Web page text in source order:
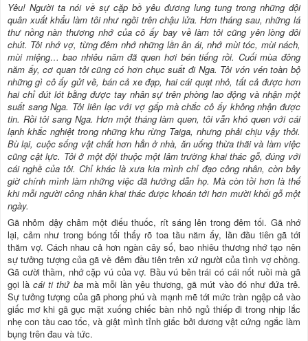
Yêu! Người ta nói về sự cặp bồ yêu đương lung tung trong những đội
quân xuất khẩu làm tôi như ngồi trên chậu lửa. Hơn tháng sau, những lá
thư nồng nàn thương nhớ của cô ấy bay về làm tôi cũng yên lòng đôi
chút. Tôi nhớ vợ, từng đêm nhớ những lần ân ái, nhớ mùi tóc, mùi nách,
mùi miệng… bao nhiêu năm đã quen hơi bén tiếng rồi. Cuối mùa đông
năm ấy, cơ quan tôi cũng có hơn chục suất đi Nga. Tôi vón vén toàn bộ
những gì cô ấy gửi về, bán cả xe đạp, hai cái quạt nhỏ, tất cả được hơn
hai chỉ đút lót bằng được tay nhân sự trên phòng lao động và nhận một
suất sang Nga. Tôi liên lạc với vợ gấp mà chắc cô ấy không nhận được
tin. Rồi tôi sang Nga. Hơn một tháng làm quen, tôi vẫn khó quen với cái
lạnh khắc nghiệt trong những khu rừng Taiga, nhưng phải chịu vậy thôi.
Bù lại, cuộc sống vật chất hơn hẳn ở nhà, ăn uống thừa thãi và làm việc
cũng cật lực. Tôi ở một đội thuộc một lâm trường khai thác gỗ, đúng với
cái nghề của tôi. Chỉ khác là xưa kia mình chỉ đạo công nhân, còn bây
giờ chính mình làm những việc đã hướng dẫn họ. Mà còn tồi hơn là thế
khi mỗi người công nhân khai thác được khoán tới hơn mười khối gỗ một
ngày.
Gã nhỏm dậy châm một điếu thuốc, rít sáng lên trong đêm tối. Gã nhớ
lại, cảm như trong bóng tối thấy rõ toa tầu năm ấy, lần đầu tiên gã tới
thăm vợ. Cách nhau cả hơn ngàn cây số, bao nhiêu thương nhớ tạo nên
sự tưởng tượng của gã về đêm đầu tiên trên xứ người của tình vợ chồng.
Gã cười thầm, nhớ cặp vú của vợ. Bầu vú bên trái có cái nốt ruồi mà gã
gọi làcái ti thứ bamà mỗi lần yêu thương, gã mút vào đó như đứa trẻ.
Sự tưởng tượng của gã phong phú và mạnh mẽ tới mức tràn ngập cả vào
giấc mơ khi gã gục mặt xuống chiếc bàn nhỏ ngủ thiếp đi trong nhịp lắc
nhẹ con tầu cao tốc, và giật mình tỉnh giấc bởi dương vật cứng ngắc làm
bụng trên đau và tức.